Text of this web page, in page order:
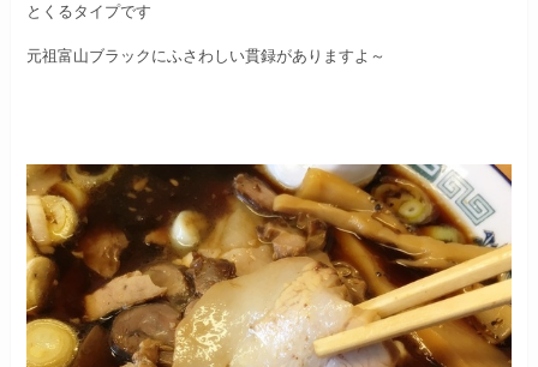
とくるタイプです
元祖富山ブラックにふさわしい貫録がありますよ～